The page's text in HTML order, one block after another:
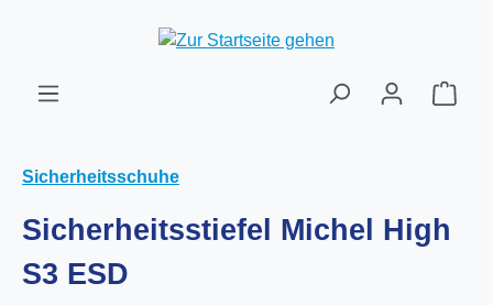
Zum Hauptinhalt springen
Sicherheitsschuhe
Sicherheitsstiefel Michel High
S3 ESD